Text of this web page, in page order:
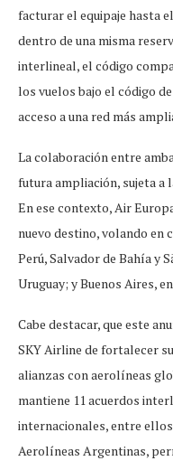
facturar el equipaje hasta
dentro de una misma
interlineal, el código
los vuelos bajo el código
acceso a una red más
La colaboración entre
futura ampliación, sujeta a
En ese contexto, Air
nuevo destino, volando en
Perú, Salvador de Bahía y
Uruguay; y Buenos Aires,
Cabe destacar, que este
SKY Airline de fortalecer
alianzas con aerolíneas
mantiene 11 acuerdos
internacionales, entre
Aerolíneas Argentinas,